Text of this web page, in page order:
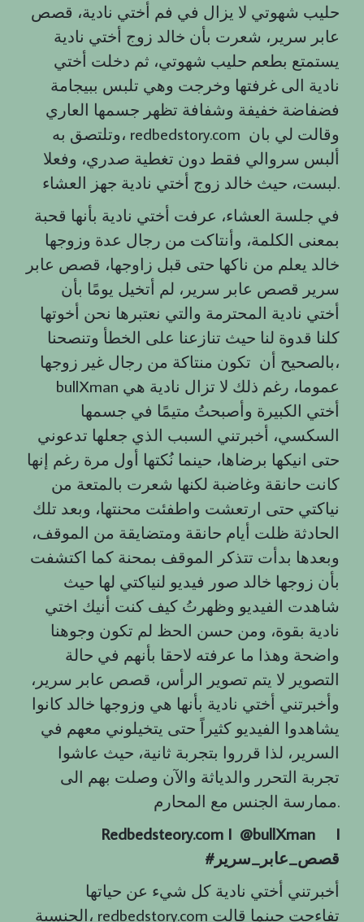
حليب شهوتي لا يزال في فم أختي نادية، قصص
عابر سرير، شعرت بأن خالد زوج أختي نادية
يستمتع بطعم حليب شهوتي، ثم دخلت أختي
نادية الى غرفتها وخرجت وهي تلبس ببيجامة
فضفاضة خفيفة وشفافة تظهر جسمها العاري
وتلتصق به، redbedstory.com وقالت لي بان
ألبس سروالي فقط دون تغطية صدري، وفعلا
لبست، حيث خالد زوج أختي نادية جهز العشاء.
في جلسة العشاء، عرفت أختي نادية بأنها قحبة
بمعنى الكلمة، وأنتاكت من رجال عدة وزوجها
خالد يعلم من ناكها حتى قبل زاوجها، قصص عابر
سرير قصص عابر سرير، لم أتخيل يومًا بأن
أختي نادية المحترمة والتي نعتبرها نحن أخوتها
كلنا قدوة لنا حيث تنازعنا على الخطأ وتنصحنا
بالصحيح أن تكون منتاكة من رجال غير زوجها،
bullXman عموما، رغم ذلك لا تزال نادية هي
أختي الكبيرة وأصبحتُ متيمًا في جسمها
السكسي، أخبرتني السبب الذي جعلها تدعوني
حتى انيكها برضاها، حينما نُكتها أول مرة رغم إنها
كانت حانقة وغاضبة لكنها شعرت بالمتعة من
نياكتي حتى ارتعشت واطفئت محنتها، وبعد تلك
الحادثة ظلت أيام حانقة ومتضايقة من الموقف،
وبعدها بدأت تتذكر الموقف بمحنة كما اكتشفت
بأن زوجها خالد صور فيديو لنياكتي لها حيث
شاهدت الفيديو وظهرتُ كيف كنت أنيك اختي
نادية بقوة، ومن حسن الحظ لم تكون وجوهنا
واضحة وهذا ما عرفته لاحقا بأنهم في حالة
التصوير لا يتم تصوير الرأس، قصص عابر سرير،
وأخبرتني أختي نادية بأنها هي وزوجها خالد كانوا
يشاهدوا الفيديو كثيراً حتى يتخيلوني معهم في
السرير، لذا قرروا بتجربة ثانية، حيث عاشوا
تجربة التحرر والدياثة والآن وصلت بهم الى
ممارسة الجنس مع المحارم.
Redbedsteory.com I @bullXman
I
#
قصص عابر
سرير
أخبرتني أختي نادية كل شيء عن حياتها
الجنسية، redbedstory.com تفاءجت حينما قالت